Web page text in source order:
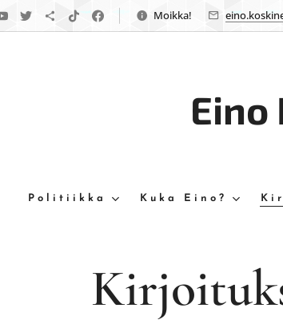
Moikka!
Eino
Politiikka Kuka Eino?